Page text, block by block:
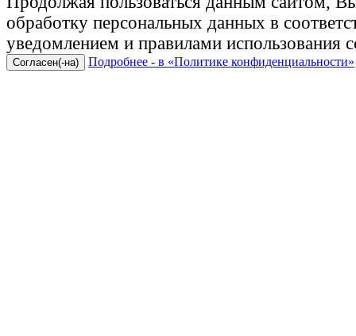
обработку персональных данных в
уведомлением и правилами использования
Согласен(-на) Подробнее - в «Политике конфиденциальности»